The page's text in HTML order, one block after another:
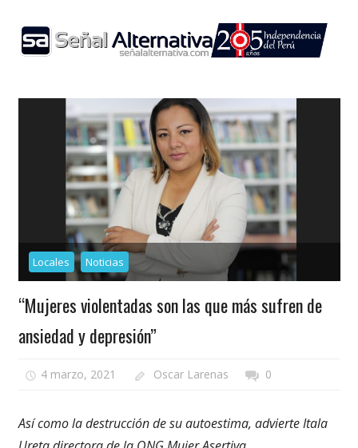
content
Locales Noticias
“Mujeres violentadas son las que más sufren de
ansiedad y depresión”
4 marzo, 2021 Oscar Larenas 0
Así como la destrucción de su autoestima, advierte Itala